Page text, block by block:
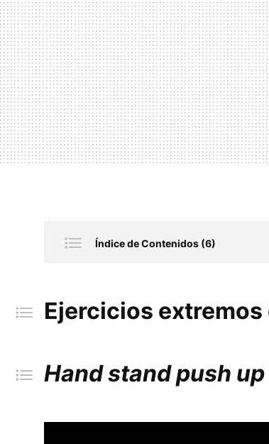
Índice de Contenidos (6)
Muscle up
Bandera humana
Ejercicios
Hand stand push up